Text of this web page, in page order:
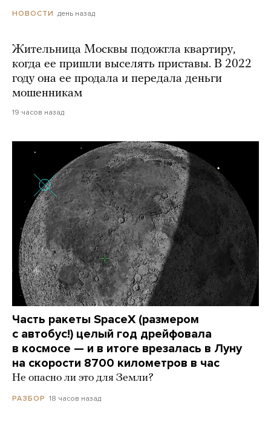
НОВОСТИ день назад
Жительница Москвы подожгла квартиру,
когда ее пришли выселять приставы. В 2022
году она ее продала и передала деньги
мошенникам
19 часов назад
Часть ракеты SpaceX (размером
с автобус!) целый год дрейфовала
в космосе — и в итоге врезалась в Луну
на скорости 8700 километров в час
Не опасно ли это для Земли?
РАЗБОР 18 часов назад